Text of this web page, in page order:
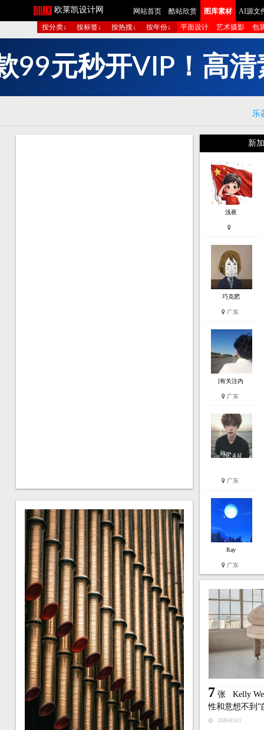
欧莱凯设计网 网站首页 酷站欣赏 图库素材
AI源文
按分类↓
按标签↓ 按热搜↓ 按年份↓ 平面设计 艺术摄影 包
清
多 组 图 生 成 短
乐
新
浅夜
巧克肥
广东
[有关注内
广东
广东
Ray
广东
7 张 Kelly
性和意想不到”
2026-03-11